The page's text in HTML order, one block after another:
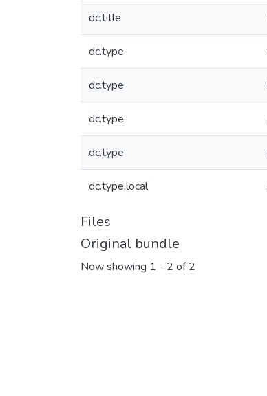
dc.title
dc.type
dc.type
dc.type
dc.type
dc.type.local
Files
Original bundle
Now showing 1 - 2 of 2